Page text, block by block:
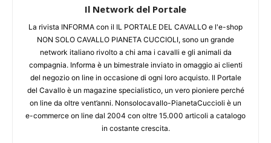
Il Network del Portale
La rivista INFORMA con il IL PORTALE DEL CAVALLO e l'e-shop
NON SOLO CAVALLO PIANETA CUCCIOLI, sono un grande
network italiano rivolto a chi ama i cavalli e gli animali da
compagnia. Informa è un bimestrale inviato in omaggio ai clienti
del negozio on line in occasione di ogni loro acquisto. Il Portale
del Cavallo è un magazine specialistico, un vero pioniere perché
on line da oltre vent’anni. Nonsolocavallo-PianetaCuccioli è un
e-commerce on line dal 2004 con oltre 15.000 articoli a catalogo
in costante crescita.